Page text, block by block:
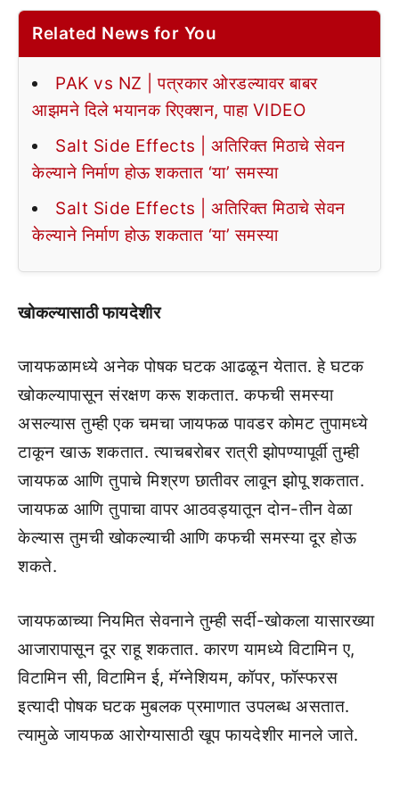
Related News for You
PAK vs NZ | पत्रकार ओरडल्यावर बाबर
आझमने दिले भयानक रिएक्शन, पाहा VIDEO
Salt Side Effects | अतिरिक्त मिठाचे सेवन
केल्याने निर्माण होऊ शकतात ‘या’ समस्या
Salt Side Effects | अतिरिक्त मिठाचे सेवन
केल्याने निर्माण होऊ शकतात ‘या’ समस्या
खोकल्यासाठी फायदेशीर
जायफळामध्ये अनेक पोषक घटक आढळून येतात. हे घटक
खोकल्यापासून संरक्षण करू शकतात. कफची समस्या
असल्यास तुम्ही एक चमचा जायफळ पावडर कोमट तुपामध्ये
टाकून खाऊ शकतात. त्याचबरोबर रात्री झोपण्यापूर्वी तुम्ही
जायफळ आणि तुपाचे मिश्रण छातीवर लावून झोपू शकतात.
जायफळ आणि तुपाचा वापर आठवड्यातून दोन-तीन वेळा
केल्यास तुमची खोकल्याची आणि कफची समस्या दूर होऊ
शकते.
जायफळाच्या नियमित सेवनाने तुम्ही सर्दी-खोकला यासारख्या
आजारापासून दूर राहू शकतात. कारण यामध्ये विटामिन ए,
विटामिन सी, विटामिन ई, मॅग्नेशियम, कॉपर, फॉस्फरस
इत्यादी पोषक घटक मुबलक प्रमाणात उपलब्ध असतात.
त्यामुळे जायफळ आरोग्यासाठी खूप फायदेशीर मानले जाते.